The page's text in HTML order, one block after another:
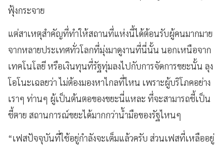
ฟุ้งกระจาย
แต่สาเหตุสำคัญที่ทำให้สถานที่แห่งนี้ได้ต้อนรับผู้คนมากมาย
จากหลายประเทศทั่วโลกที่มุ่งมาดูงานที่นี่นั้น นอกเหนือจาก
เทคโนโลยี หรือเงินทุนที่รัฐทุ่มลงไปกับการจัดการขยะนั้น ลุง
โอโนะเฉลยว่า ไม่ต้องมองหาไกลที่ไหน เพราะผู้บริโภคอย่าง
เราๆ ท่านๆ ผู้เป็นต้นตอของขยะนี่แหละ ที่จะสามารถชี้เป็น
ชี้ตาย สถานการณ์ขยะได้มากกว่าน้ำมือของรัฐไหนๆ
“เฟสปัจจุบันที่ใช้อยู่กำลังจะเต็มแล้วครับ ส่วนเฟสที่เหลืออยู่